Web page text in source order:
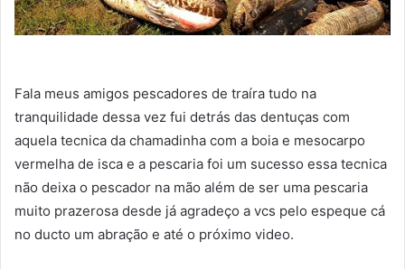
Fala meus amigos pescadores de traíra tudo na
tranquilidade dessa vez fui detrás das dentuças com
aquela tecnica da chamadinha com a boia e mesocarpo
vermelha de isca e a pescaria foi um sucesso essa tecnica
não deixa o pescador na mão além de ser uma pescaria
muito prazerosa desde já agradeço a vcs pelo espeque cá
no ducto um abração e até o próximo video.